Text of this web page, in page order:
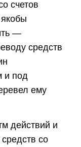
счетов
—
средств
и под
ему
действий и
со